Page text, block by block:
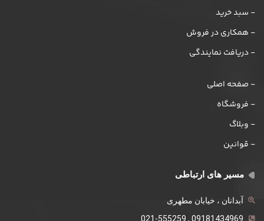
- سبد خرید
- همکاری در فروش
- دریافت نمایندگی
- صفحه اصلی
- فروشگاه
- وبلاگ
- قوانین
مسیر های ارتباطی
آبدانان ، خیابان مطهری
09181434969 , 021-555259